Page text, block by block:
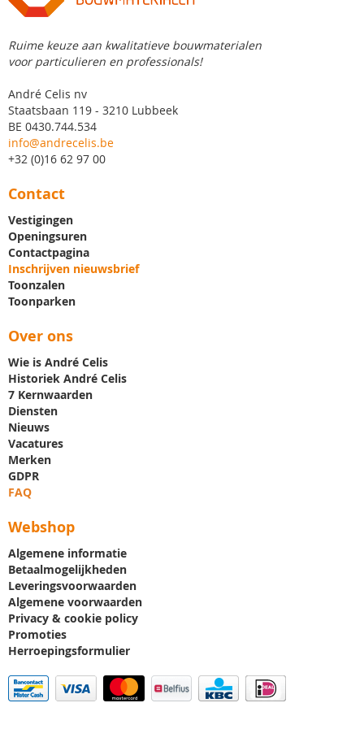
Ruime keuze aan kwalitatieve bouwmaterialen
voor particulieren en professionals!
André Celis nv
Staatsbaan 119 - 3210 Lubbeek
BE 0430.744.534
info@andrecelis.be
+32 (0)16 62 97 00
Contact
Vestigingen
Openingsuren
Contactpagina
Inschrijven nieuwsbrief
Toonzalen
Toonparken
Over ons
Wie is André Celis
Historiek André Celis
7 Kernwaarden
Diensten
Nieuws
Vacatures
Merken
GDPR
FAQ
Webshop
Algemene informatie
Betaalmogelijkheden
Leveringsvoorwaarden
Algemene voorwaarden
Privacy & cookie policy
Promoties
Herroepingsformulier